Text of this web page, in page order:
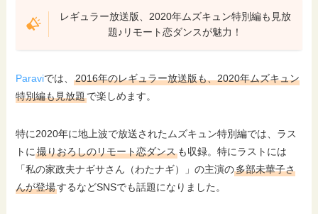
スクロールできます
①Paraviの画面右上メニューをタップ
レギュラー放送版、2020年ムズキュン特別編も見放
題♪リモート恋ダンスが魅力！
Paraviでは、2016年のレギュラー放送版も、2020年ムズキュン
特別編も見放題で楽しめます。
特に2020年に地上波で放送されたムズキュン特別編では、ラス
トに撮りおろしのリモート恋ダンス も収録。特にラストには
「私の家政夫ナギサさん（わたナギ）」の主演の多部未華子さ
んが登場するなどSNSでも話題になりました。